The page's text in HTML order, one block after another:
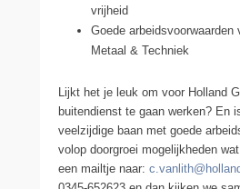
vrijheid
Goede arbeidsvoorwaarden
Metaal & Techniek
Lijkt het je leuk om voor Holland
buitendienst te gaan werken? En
veelzijdige baan met goede
volop doorgroei mogelijkheden
een mailtje naar: